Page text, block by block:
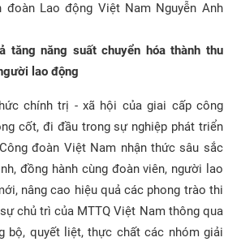
đoàn Lao động Việt Nam Nguyễn Anh
tăng năng suất chuyển hóa thành thu
lao động
chính trị - xã hội của giai cấp công
cốt, đi đầu trong sự nghiệp phát triển
đoàn Việt Nam nhận thức sâu sắc
đồng hành cùng đoàn viên, người lao
nâng cao hiệu quả các phong trào thi
chủ trì của MTTQ Việt Nam thông qua
bộ, quyết liệt, thực chất các nhóm giải